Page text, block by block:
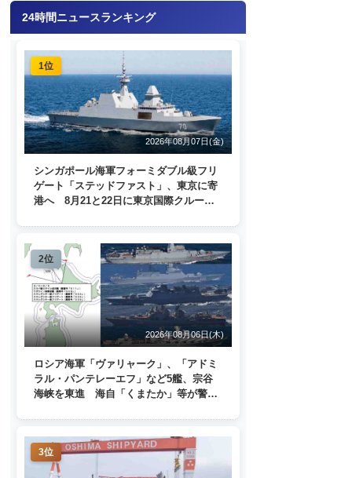
24時間ニュースランキング
1位
2026年08月07日(金)
シンガポール海軍フォーミダブル級フリ
ゲート「ステッドファスト」、東京に寄
港へ 8月21と22日に東京国際クルーズ
2位
2026年08月06日(木)
ロシア海軍「ヴァリャーク」、「アドミ
ラル・パンテレーエフ」など5艦、宗谷
海峡を東進 海自「くまたか」等が警戒
3位